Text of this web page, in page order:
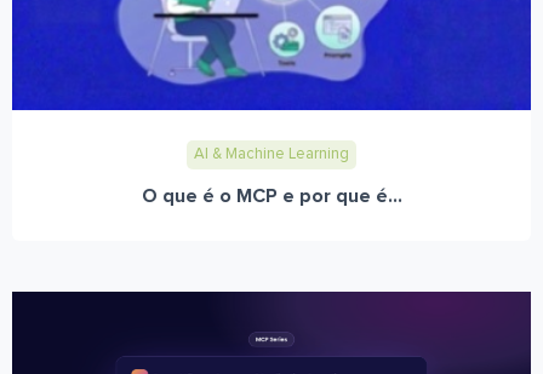
AI & Machine Learning
O que é o MCP e por que é...